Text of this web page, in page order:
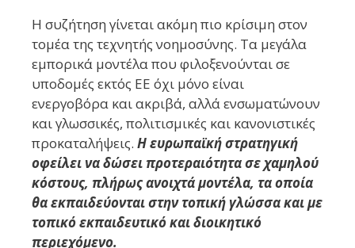
Η συζήτηση γίνεται ακόμη πιο κρίσιμη στον
τομέα της τεχνητής νοημοσύνης. Τα μεγάλα
εμπορικά μοντέλα που φιλοξενούνται σε
υποδομές εκτός ΕΕ όχι μόνο είναι
ενεργοβόρα και ακριβά, αλλά ενσωματώνουν
και γλωσσικές, πολιτισμικές και κανονιστικές
προκαταλήψεις. Η ευρωπαϊκή στρατηγική
οφείλει να δώσει προτεραιότητα σε χαμηλού
κόστους, πλήρως ανοιχτά μοντέλα, τα οποία
θα εκπαιδεύονται στην τοπική γλώσσα και με
τοπικό εκπαιδευτικό και διοικητικό
περιεχόμενο.